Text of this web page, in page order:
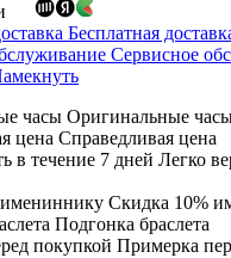
Бесплатная
Сервисное
Оригинальные
Справедливая цена
Легко
Скидка 10%
Подгонка браслета
Примерка